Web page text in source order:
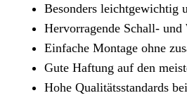
Besonders leichtgewichtig
Hervorragende Schall- und
Einfache Montage ohne
Gute Haftung auf den
Hohe Qualitätsstandards